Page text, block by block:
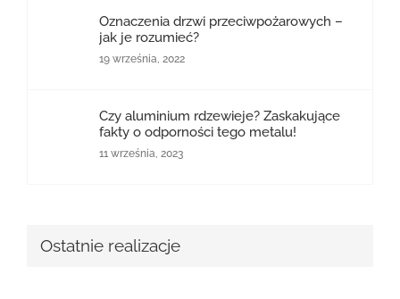
Oznaczenia drzwi przeciwpożarowych –
jak je rozumieć?
19 września, 2022
Czy aluminium rdzewieje? Zaskakujące
fakty o odporności tego metalu!
11 września, 2023
Ostatnie realizacje